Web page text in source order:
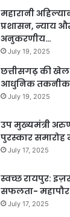
महारानी
प्रशासन, न्याय
अनुकरणीय…
July 19, 2025
छत्तीसगढ़ की खेल
आधुनिक तकनीक
July 19, 2025
उप मुख्यमंत्री
पुरस्कार समारोह
July 17, 2025
स्वच्छ रायपुर:
सफलता-
July 17, 2025